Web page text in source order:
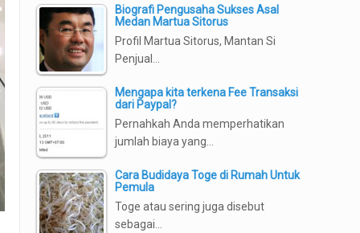
Biografi Pengusaha Sukses Asal
Medan Martua Sitorus
Profil Martua Sitorus, Mantan Si
Penjual…
Mengapa kita terkena Fee Transaksi
dari Paypal?
Pernahkah Anda memperhatikan
jumlah biaya yang…
Cara Budidaya Toge di Rumah Untuk
Pemula
Toge atau sering juga disebut
sebagai…